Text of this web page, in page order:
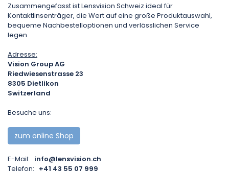
Zusammengefasst ist Lensvision Schweiz ideal für
Kontaktlinsenträger, die Wert auf eine große Produktauswahl,
bequeme Nachbestelloptionen und verlässlichen Service
legen.
Adresse:
Vision Group AG
Riedwiesenstrasse 23
8305 Dietlikon
Switzerland
Besuche uns:
zum online Shop
E-Mail: info@lensvision.ch
Telefon: +41 43 55 07 999